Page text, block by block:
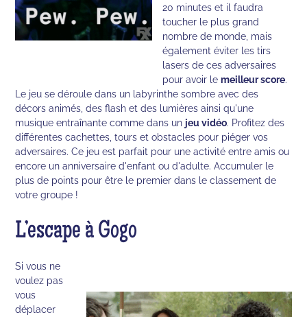
20 minutes et il faudra
toucher le plus grand
nombre de monde, mais
également éviter les tirs
lasers de ces adversaires
pour avoir lemeilleur score.
Le jeu se déroule dans un labyrinthe sombre avec des
décors animés, des flash et des lumières ainsi qu'une
musique entraînante comme dans un jeu vidéo. Profitez des
différentes cachettes, tours et obstacles pour piéger vos
adversaires. Ce jeu est parfait pour une activité entre amis ou
encore un anniversaire d'enfant ou d'adulte. Accumuler le
plus de points pour être le premier dans le classement de
votre groupe !
L’escape à Gogo
Si vous ne
voulez pas
vous
déplacer